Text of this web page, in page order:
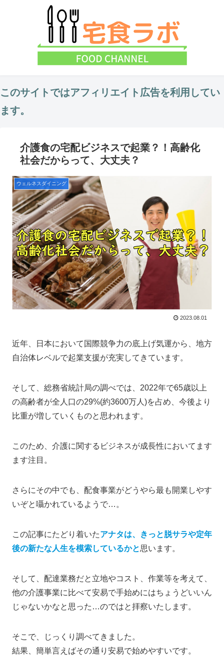
このサイトではアフィリエイト広告を利用してい
ます。
介護食の宅配ビジネスで起業？！高齢化
社会だからって、大丈夫？
ウェルネスダイニング
2023.08.01
近年、日本において国際競争力の底上げ気運から、地方
自治体レベルで起業支援が充実してきています。
そして、総務省統計局の調べでは、2022年で65歳以上
の高齢者が全人口の29%(約3600万人)を占め、今後より
比重が増していくものと思われます。
このため、介護に関するビジネスが成長性においてます
ます注目。
さらにその中でも、配食事業がどうやら最も開業しやす
いぞと囁かれているようで…。
この記事にたどり着いたアナタは、きっと脱サラや定年
後の新たな人生を模索しているかと思います。
そして、配達業務だと立地やコスト、作業等を考えて、
他の介護事業に比べて安易で手始めにはちょうどいいん
じゃないかなと思った…のではと拝察いたします。
そこで、じっくり調べてきました。
結果、簡単言えばその通り安易で始めやすいです。